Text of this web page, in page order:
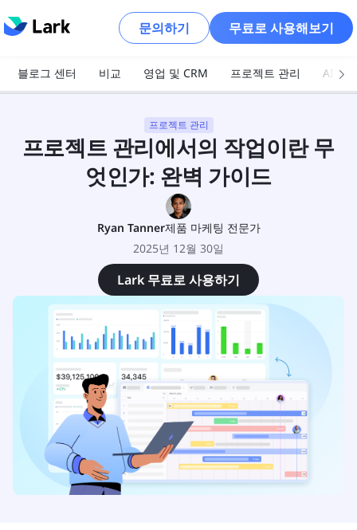
문의하기 무료로 사용해보기
블로그 센터 비교 영업 및 CRM 프로젝트 관리 AI 및
프로젝트 관리
프로젝트 관리에서의 작업이란 무
엇인가: 완벽 가이드
Ryan Tanner제품 마케팅 전문가
2025년 12월 30일
Lark 무료로 사용하기